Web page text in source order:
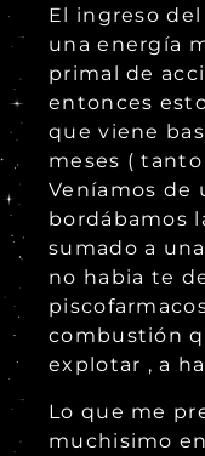
El ingreso
una energía
primal de
entonces
que viene
meses (
Veníamos de
bordábamos
sumado a
no habia te
combustión
explotar , a
Lo que me
muchisimo